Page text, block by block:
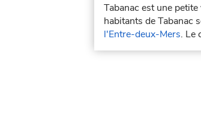
Tabanac est une
habitants de Tabanac
l'Entre-deux-Mers. Le